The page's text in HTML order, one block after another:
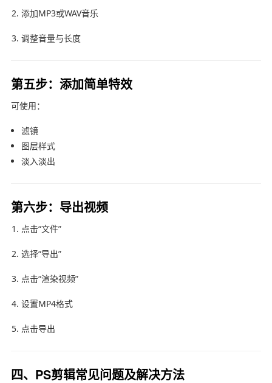
添加MP3或WAV音乐
调整音量与长度
第五步：添加简单特效
可使用：
滤镜
图层样式
淡入淡出
第六步：导出视频
点击“文件”
选择“导出”
点击“渲染视频”
设置MP4格式
点击导出
四、PS剪辑常见问题及解决方法